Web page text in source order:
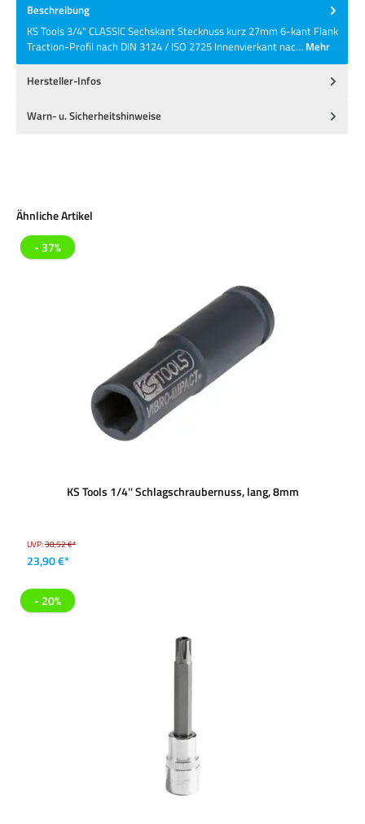
Beschreibung
KS Tools 3/4" CLASSIC Sechskant Stecknuss kurz 27mm 6-kant Flank
Traction-Profil nach DIN 3124 / ISO 2725 Innenvierkant nac… Mehr
Hersteller-Infos
Warn- u. Sicherheitshinweise
Produktgalerie überspringen
Ähnliche Artikel
- 37%
KS Tools 1/4'' Schlagschraubernuss, lang, 8mm
UVP:38,52 €*
23,90 €*
- 20%